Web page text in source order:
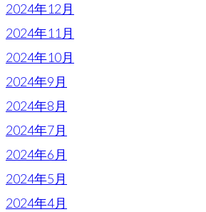
2024年12月
2024年11月
2024年10月
2024年9月
2024年8月
2024年7月
2024年6月
2024年5月
2024年4月